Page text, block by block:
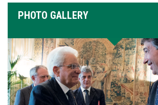
PHOTO GALLERY